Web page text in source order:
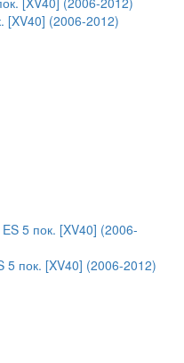
[XV40] (2006-2012)
5 пок. [XV40] (2006-2012)